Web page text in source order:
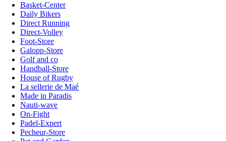
Basket-Center
Daily Bikers
Direct Running
Direct-Volley
Foot-Store
Galopp-Store
Golf and co
Handball-Store
House of Rugby
La sellerie de Maé
Made in Paradis
Nauti-wave
On-Fight
Padel-Expert
Pecheur-Store